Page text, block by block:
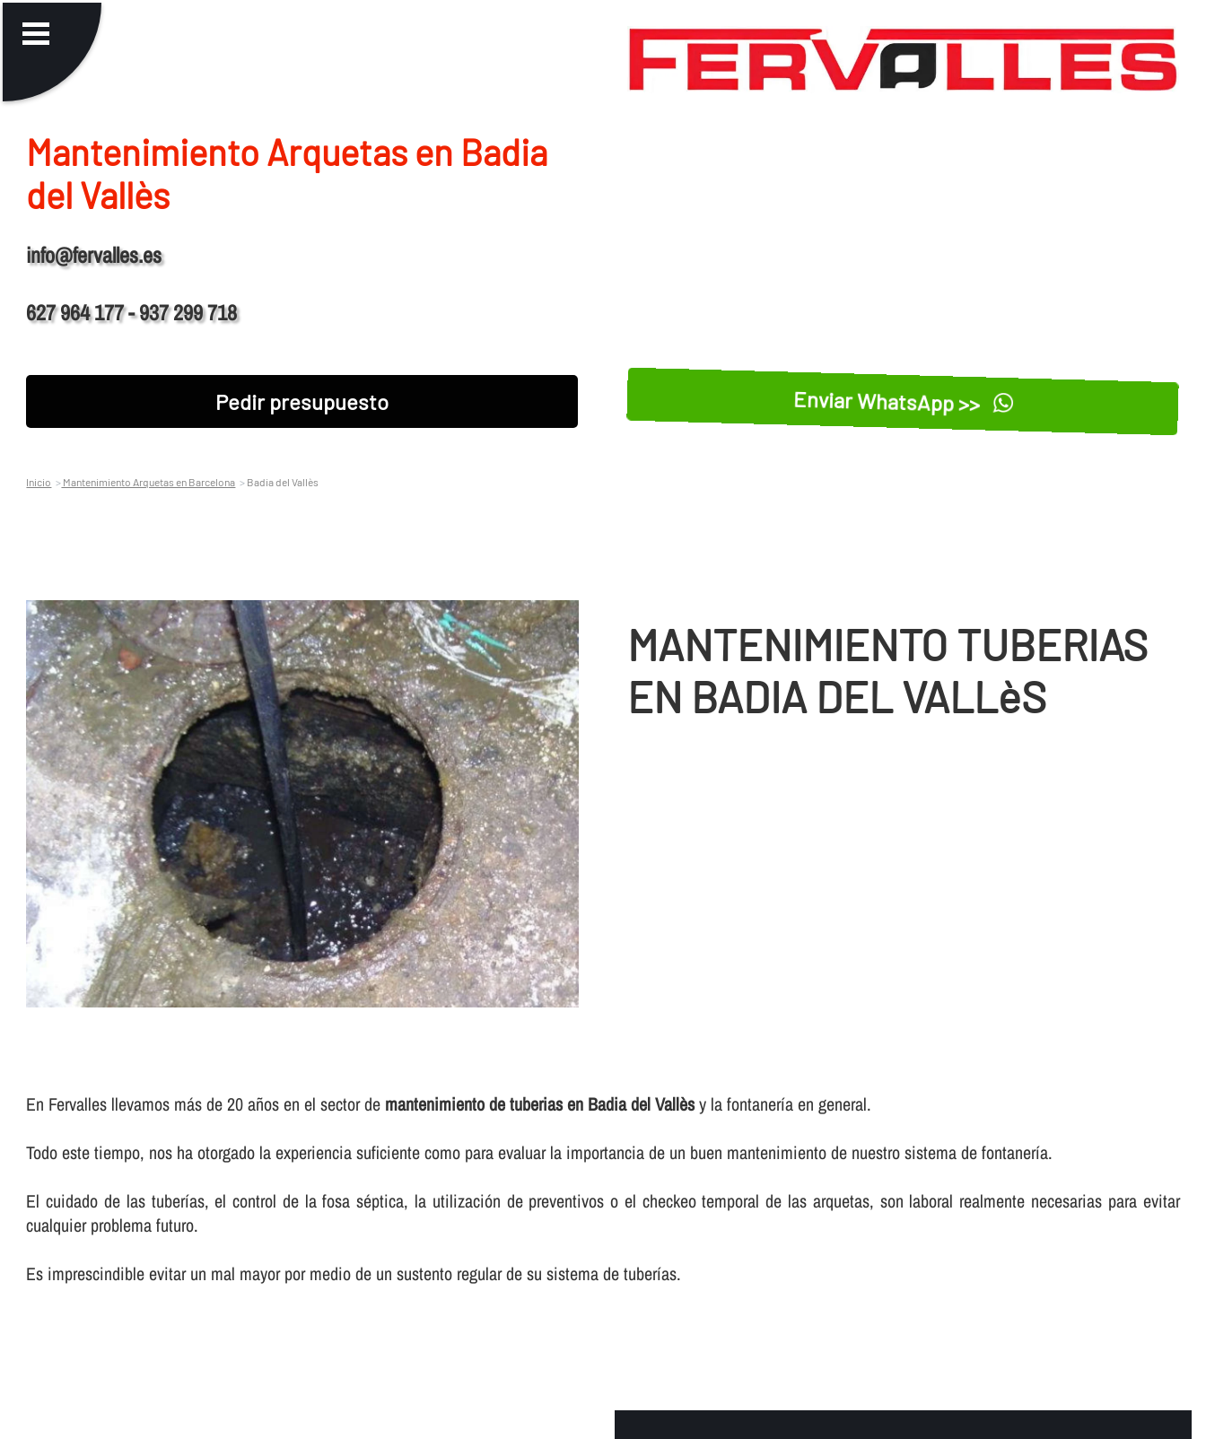
Mantenimiento Arquetas en Badia
del Vallès
info@fervalles.es
627 964 177 - 937 299 718
Pedir presupuesto Enviar WhatsApp >>
Inicio Mantenimiento Arquetas en Barcelona Badia del Vallès
MANTENIMIENTO TUBERIAS
EN BADIA DEL VALLèS
En Fervalles llevamos más de 20 años en el sector de mantenimiento de tuberias en Badia del Vallèsy la fontanerí­a en general.
Todo este tiempo, nos ha otorgado la experiencia suficiente como para evaluar la importancia de un buen mantenimiento de nuestro sistema de fontanerí­a.
El cuidado de las tuberí­as, el control de la fosa séptica, la utilización de preventivos o el checkeo temporal de las arquetas, son laboral realmente necesarias para evitar
cualquier problema futuro.
Es imprescindible evitar un mal mayor por medio de un sustento regular de su sistema de tuberí­as.